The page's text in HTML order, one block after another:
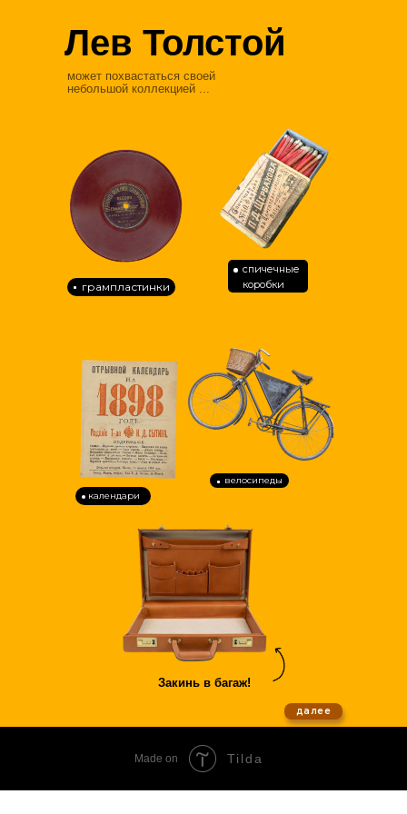
Лев Толстой
может похвастаться своей
небольшой коллекцией ...
Закинь в багаж!
грампластинки
календари
велосипеды
спичечные
коробки
далее
Made on Tilda